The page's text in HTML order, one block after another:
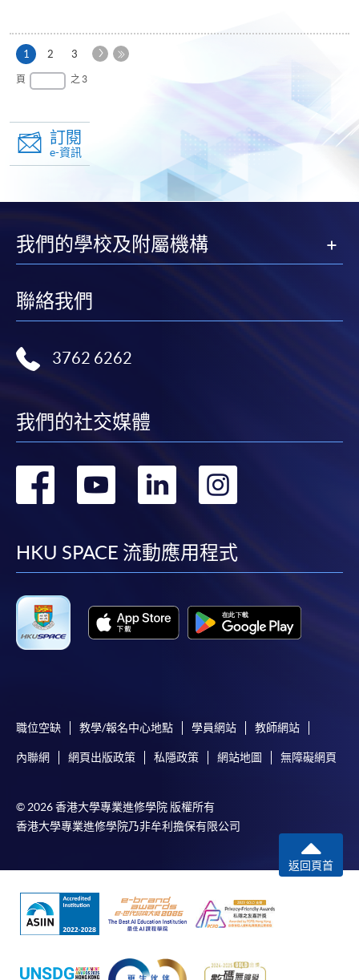
1 本
頁
2 3
下
頁 之 3
訂閱
e-資訊
我們的學校及附屬機構
聯絡我們
3762 6262
我們的社交媒體
轉
facebook
轉
youtube
轉
linkedin
HKU SPACE 流動應用程式
職位空缺 教學/報名中心地點 學員網站 教師網站
內聯網 網頁出版政策 私隱政策 網站地圖 無障礙網頁
© 2026 香港大學專業進修學院 版權所有
香港大學專業進修學院乃非牟利擔保有限公司
返回頁首